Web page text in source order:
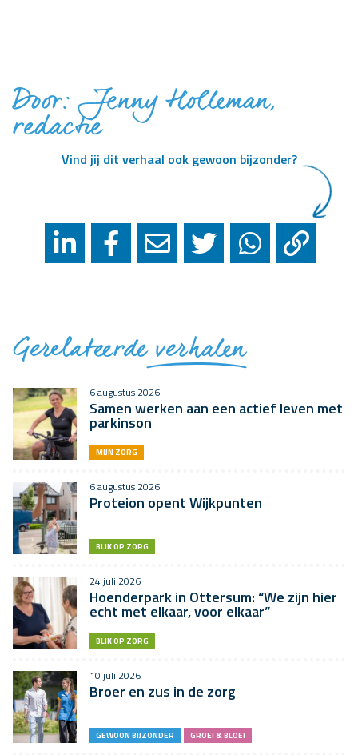
Door: Jenny Holleman,
redactie
Vind jij dit verhaal ook gewoon bijzonder?
Gerelateerde verhalen
6 augustus 2026
Samen werken aan een actief leven met
parkinson
MIJN ZORG
6 augustus 2026
Proteion opent Wijkpunten
BLIK OP ZORG
24 juli 2026
Hoenderpark in Ottersum: “We zijn hier
echt met elkaar, voor elkaar”
BLIK OP ZORG
10 juli 2026
Broer en zus in de zorg
GEWOON BIJZONDER GROEI & BLOEI